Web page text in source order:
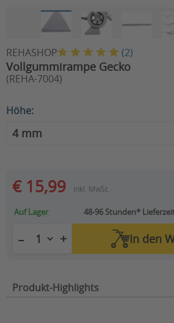
REHASHOP (2)
Vollgummirampe Gecko
(REHA-7004)
Höhe:
€ 15,99 inkl. MwSt.
Auf Lager 48-96 Stunden*
− + In den
Produkt-Highlights